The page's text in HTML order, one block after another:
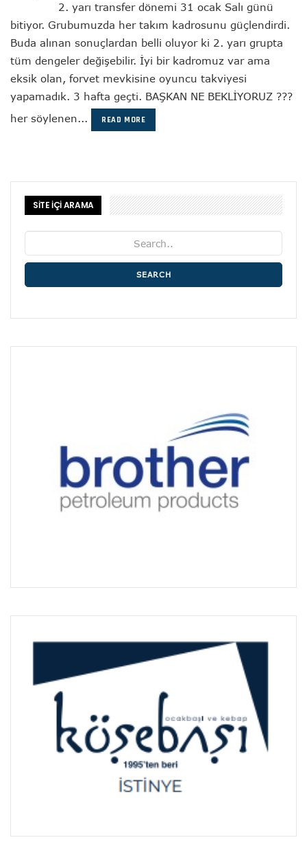
2. yarı transfer dönemi 31 ocak Salı günü
bitiyor. Grubumuzda her takım kadrosunu güçlendirdi.
Buda alınan sonuçlardan belli oluyor ki 2. yarı grupta
tüm dengeler değişebilir. İyi bir kadromuz var ama
eksik olan, forvet mevkisine oyuncu takviyesi
yapamadık. 3 hafta geçti. BAŞKAN NE BEKLİYORUZ ???
her söylenen...
READ MORE
SİTE İÇİ ARAMA
SEARCH